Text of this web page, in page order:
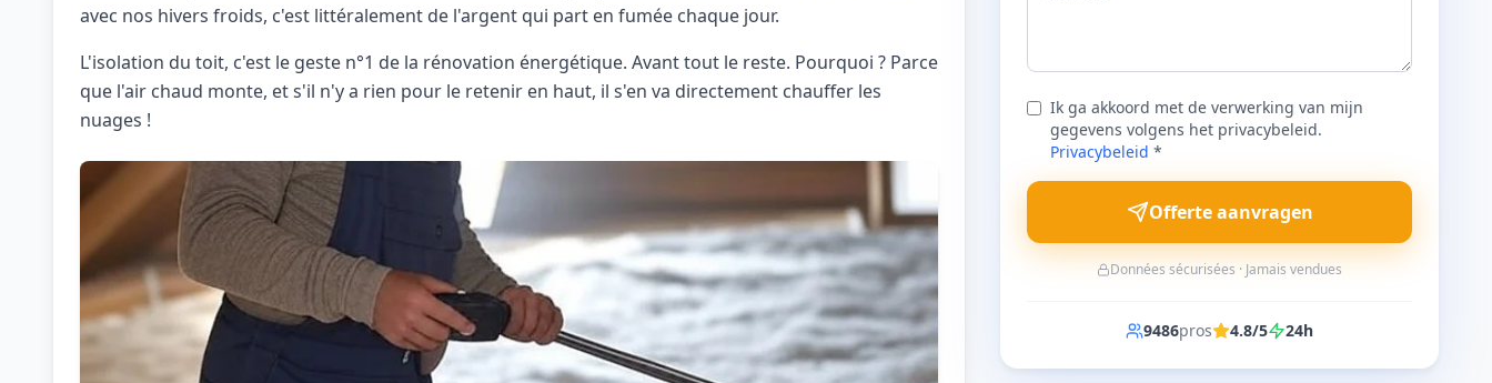
avec nos hivers froids, c'est littéralement de l'argent qui part en fumée chaque jour.
L'isolation du toit, c'est le geste n°1 de la rénovation énergétique. Avant tout le reste. Pourquoi ? Parce
que l'air chaud monte, et s'il n'y a rien pour le retenir en haut, il s'en va directement chauffer les
nuages !
Ik ga akkoord met de verwerking van mijn
gegevens volgens het privacybeleid.
Privacybeleid *
Offerte aanvragen
Données sécurisées · Jamais vendues
9486pros 4.8/5 24h